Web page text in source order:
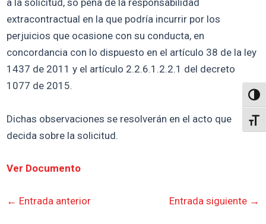
a la solicitud, so pena de la responsabilidad
extracontractual en la que podría incurrir por los
perjuicios que ocasione con su conducta, en
concordancia con lo dispuesto en el artículo 38 de la ley
1437 de 2011 y el artículo 2.2.6.1.2.2.1 del decreto
1077 de 2015.
Dichas observaciones se resolverán en el acto que
decida sobre la solicitud.
Ver Documento
← Entrada anterior Entrada siguiente →